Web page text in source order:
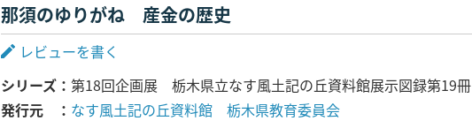
那須のゆりがね 産金の歴史
レビューを書く
シリーズ
第18回企画展 栃木県立なす風土記の丘資料館展示図録第19冊
発行元
なす風土記の丘資料館 栃木県教育委員会